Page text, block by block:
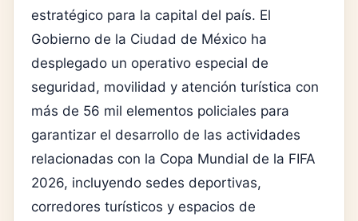
estratégico para la capital del país. El
Gobierno de la Ciudad de México ha
desplegado un operativo especial de
seguridad, movilidad y atención turística con
más de 56 mil elementos policiales para
garantizar el desarrollo de las actividades
relacionadas con la Copa Mundial de la FIFA
2026, incluyendo sedes deportivas,
corredores turísticos y espacios de